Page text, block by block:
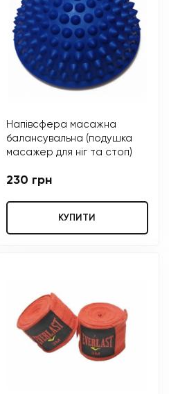
Напівсфера масажна
балансувальна (подушка
масажер для ніг та стоп)
230 грн
КУПИТИ